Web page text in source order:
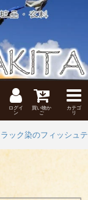
ログイ
ン
買い物か
ご
カテゴ
リ
ック染のフィッシュ